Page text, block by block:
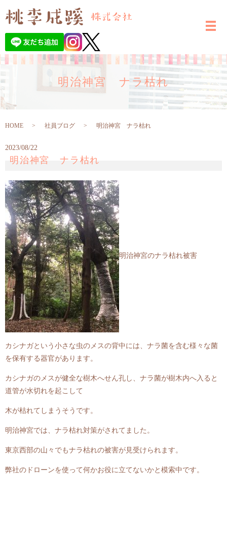
明治神宮 ナラ枯れ
HOME 社員ブログ 明治神宮 ナラ枯れ
2023/08/22
明治神宮 ナラ枯れ
明治神宮のナラ枯れ被害
カシナガという小さな虫のメスの背中には、ナラ菌を含む様々な菌
を保有する器官があります。
カシナガのメスが健全な樹木へせん孔し、ナラ菌が樹木内へ入ると
道管が水切れを起こして
木が枯れてしまうそうです。
明治神宮では、ナラ枯れ対策がされてました。
東京西部の山々でもナラ枯れの被害が見受けられます。
弊社のドローンを使って何かお役に立てないかと模索中です。